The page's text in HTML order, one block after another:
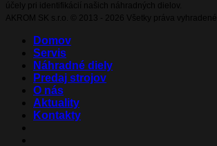
účely pri identifikácií našich náhradných dielov.
AKROM SK s.r.o. © 2013 - 2026 Všetky práva vyhradené
Domov
Servis
Náhradné diely
Predaj strojov
O nás
Aktuality
Kontakty